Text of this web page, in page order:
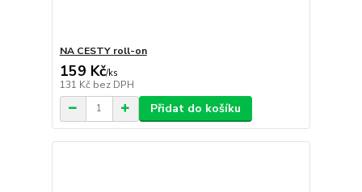
NA CESTY roll-on
159 Kč/ks
131 Kč bez DPH
Přidat do košíku